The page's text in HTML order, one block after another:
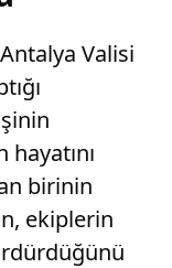
Valisi
birinin
ekiplerin